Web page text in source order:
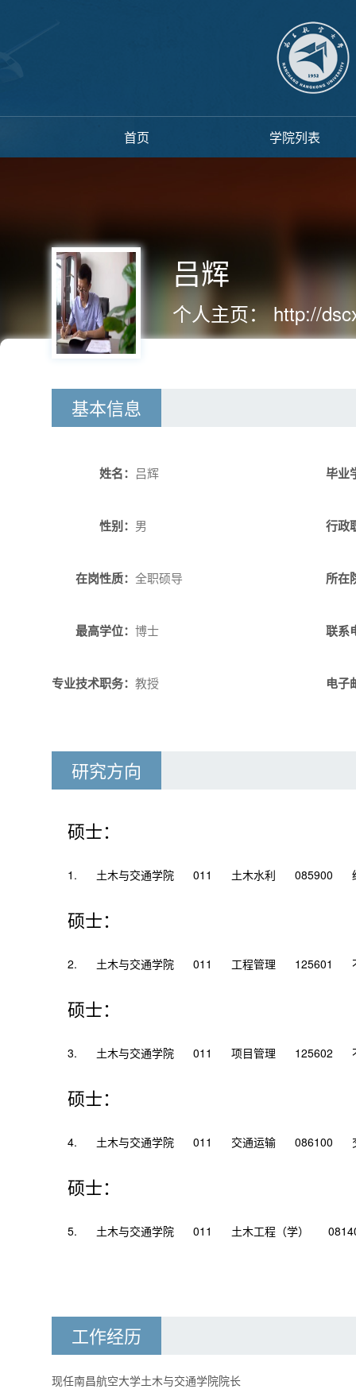
首页 学院列表
吕辉
个人主页：http://
基本信息
姓名： 吕辉
性别： 男
在岗性质： 全职硕导
最高学位： 博士
专业技术职务： 教授
毕业
行政
所在
联系
电子
研究方向
硕士：
1. 土木与交通学院 011 土木水利 085900
硕士：
2. 土木与交通学院 011 工程管理 125601
硕士：
3. 土木与交通学院 011 项目管理 125602
硕士：
4. 土木与交通学院 011 交通运输 086100
硕士：
5. 土木与交通学院 011 土木工程（学）
工作经历
现任南昌航空大学土木与交通学院院长